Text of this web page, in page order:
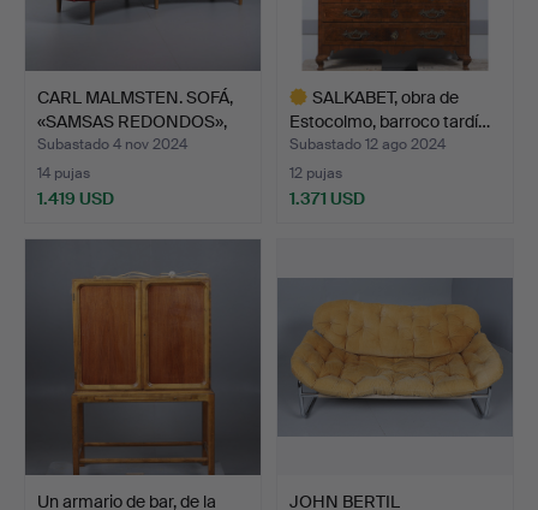
CARL MALMSTEN. SOFÁ,
«SAMSAS REDONDOS»,
ET…
Subastado 4 nov 2024
14 pujas
1.419 USD
SALKABET, obra de
Estocolmo, barroco tardí…
Subastado 12 ago 2024
12 pujas
1.371 USD
Un armario de bar, de la
JOHN BERTIL